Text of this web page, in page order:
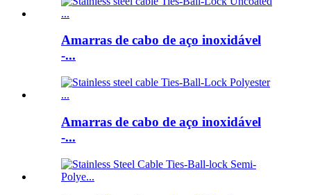
Amarras de cabo de aço inoxidável
-...
Amarras de cabo de aço inoxidável
-...